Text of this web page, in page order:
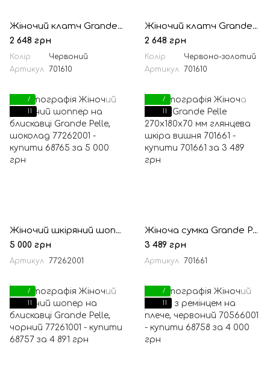
Жіночий клатч Grande Pelle 223х135х30 мм глянцева шкіра червоний
2 648 грн
Колір
Червоний
Артикул
701610
Жіночий клатч Grande Pelle 223х135х30 мм глянцева шкіра вишня
2 648 грн
Колір
Червоно-золотий
Артикул
701610
7
11
Жіночий шкіряний шоппер на блискавці Grande Pelle, шоколад
5 000 грн
Артикул 77262001
7
11
Жіноча сумка Grande Pelle 270х180х70 мм глянцева шкіра вишня
3 489 грн
Артикул 701661
7
11
7
11